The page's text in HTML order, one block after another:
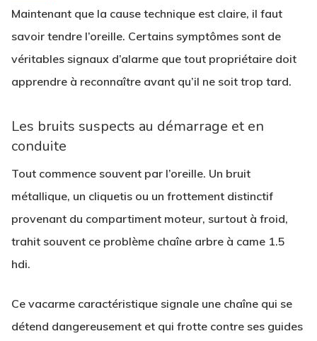
Maintenant que la cause technique est claire, il faut
savoir tendre l’oreille. Certains symptômes sont de
véritables signaux d’alarme que tout propriétaire doit
apprendre à reconnaître avant qu’il ne soit trop tard.
Les bruits suspects au démarrage et en
conduite
Tout commence souvent par l’oreille. Un bruit
métallique, un cliquetis ou un frottement distinctif
provenant du compartiment moteur, surtout à froid,
trahit souvent ce problème chaîne arbre à came 1.5
hdi.
Ce vacarme caractéristique signale une chaîne qui se
détend dangereusement et qui frotte contre ses guides